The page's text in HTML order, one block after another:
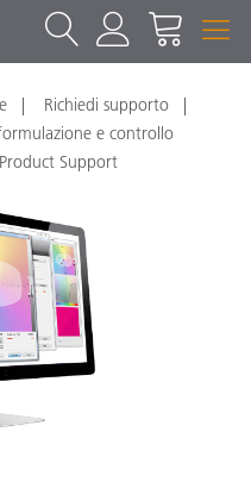
Richiedi supporto
e controllo
Support